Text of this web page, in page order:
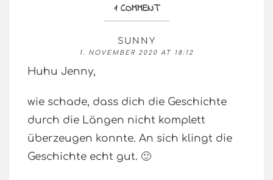
1 COMMENT
SUNNY
1. NOVEMBER 2020 AT 18:12
Huhu Jenny,
wie schade, dass dich die Geschichte
durch die Längen nicht komplett
überzeugen konnte. An sich klingt die
Geschichte echt gut. 🙂